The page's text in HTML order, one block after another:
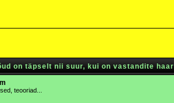
on täpselt nii suur, kui on vastandite
teooriad...